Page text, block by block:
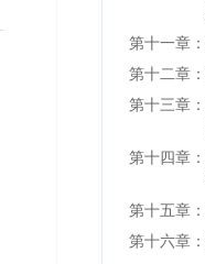
第十一章：
第十二章：
第十三章：
第十四章：
第十五章：
第十六章：